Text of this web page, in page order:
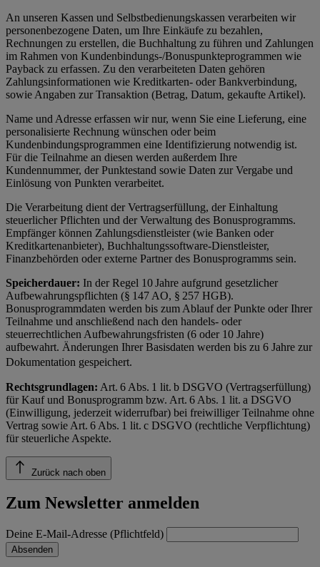
An unseren Kassen und Selbstbedienungskassen verarbeiten wir
personenbezogene Daten, um Ihre Einkäufe zu bezahlen,
Rechnungen zu erstellen, die Buchhaltung zu führen und Zahlungen
im Rahmen von Kundenbindungs-/Bonuspunkteprogrammen wie
Payback zu erfassen. Zu den verarbeiteten Daten gehören
Zahlungsinformationen wie Kreditkarten- oder Bankverbindung,
sowie Angaben zur Transaktion (Betrag, Datum, gekaufte Artikel).
Name und Adresse erfassen wir nur, wenn Sie eine Lieferung, eine
personalisierte Rechnung wünschen oder beim
Kundenbindungsprogrammen eine Identifizierung notwendig ist.
Für die Teilnahme an diesen werden außerdem Ihre
Kundennummer, der Punktestand sowie Daten zur Vergabe und
Einlösung von Punkten verarbeitet.
Die Verarbeitung dient der Vertragserfüllung, der Einhaltung
steuerlicher Pflichten und der Verwaltung des Bonusprogramms.
Empfänger können Zahlungsdienstleister (wie Banken oder
Kreditkartenanbieter), Buchhaltungssoftware-Dienstleister,
Finanzbehörden oder externe Partner des Bonusprogramms sein.
Speicherdauer: In der Regel 10 Jahre aufgrund gesetzlicher
Aufbewahrungspflichten (§ 147 AO, § 257 HGB).
Bonusprogrammdaten werden bis zum Ablauf der Punkte oder Ihrer
Teilnahme und anschließend nach den handels- oder
steuerrechtlichen Aufbewahrungsfristen (6 oder 10 Jahre)
aufbewahrt. Änderungen Ihrer Basisdaten werden bis zu 6 Jahre zur
Dokumentation gespeichert.
Rechtsgrundlagen: Art. 6 Abs. 1 lit. b DSGVO (Vertragserfüllung)
für Kauf und Bonusprogramm bzw. Art. 6 Abs. 1 lit. a DSGVO
(Einwilligung, jederzeit widerrufbar) bei freiwilliger Teilnahme ohne
Vertrag sowie Art. 6 Abs. 1 lit. c DSGVO (rechtliche Verpflichtung)
für steuerliche Aspekte.
Zurück nach oben
Zum Newsletter anmelden
Deine E-Mail-Adresse (Pflichtfeld)
Absenden